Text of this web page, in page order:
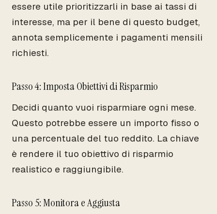
essere utile prioritizzarli in base ai tassi di
interesse, ma per il bene di questo budget,
annota semplicemente i pagamenti mensili
richiesti.
Passo 4: Imposta Obiettivi di Risparmio
Decidi quanto vuoi risparmiare ogni mese.
Questo potrebbe essere un importo fisso o
una percentuale del tuo reddito. La chiave
è rendere il tuo obiettivo di risparmio
realistico e raggiungibile.
Passo 5: Monitora e Aggiusta